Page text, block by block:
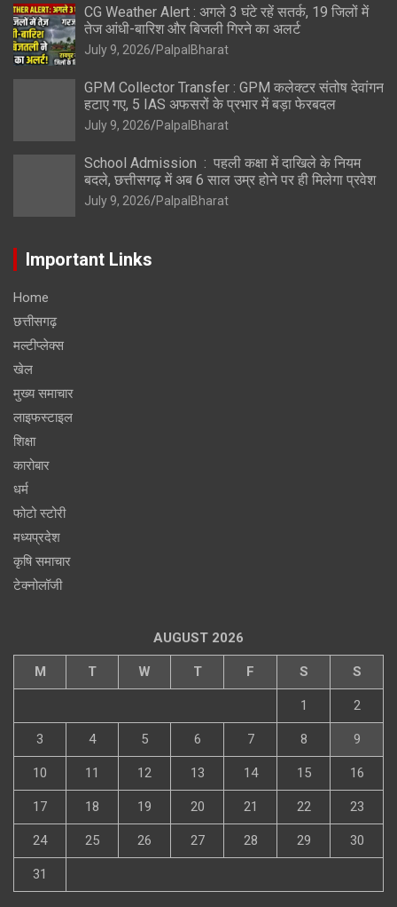
CG Weather Alert : अगले 3 घंटे रहें सतर्क, 19 जिलों में
तेज आंधी-बारिश और बिजली गिरने का अलर्ट
July 9, 2026 PalpalBharat
GPM Collector Transfer : GPM कलेक्टर संतोष देवांगन
हटाए गए, 5 IAS अफसरों के प्रभार में बड़ा फेरबदल
July 9, 2026 PalpalBharat
School Admission : पहली कक्षा में दाखिले के नियम
बदले, छत्तीसगढ़ में अब 6 साल उम्र होने पर ही मिलेगा प्रवेश
July 9, 2026 PalpalBharat
Important Links
Home
छत्तीसगढ़
मल्टीप्लेक्स
खेल
मुख्य समाचार
लाइफस्टाइल
शिक्षा
कारोबार
धर्म
फोटो स्टोरी
मध्यप्रदेश
कृषि समाचार
टेक्नोलॉजी
AUGUST 2026
M T W T F S S
1 2
3 4 5 6 7 8 9
10 11 12 13 14 15 16
17 18 19 20 21 22 23
24 25 26 27 28 29 30
31